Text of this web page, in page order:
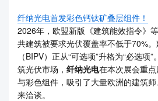
纤纳光电首发彩色钙钛矿叠层组件！
2026年，欧盟新版《建筑能效指令》
共建筑被要求光伏覆盖率不低于70%
（BIPV）正从“可选项”升格为“必选项
筑光伏市场， 纤纳光电在本次展会重
与彩色组件，吸引了大量欧洲的建筑
来洽谈。